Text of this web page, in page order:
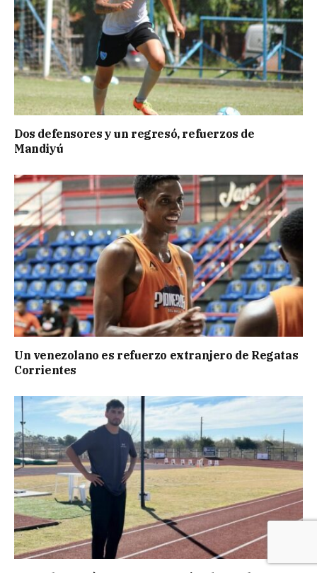
Dos defensores y un regresó, refuerzos de
Mandiyú
Un venezolano es refuerzo extranjero de Regatas
Corrientes